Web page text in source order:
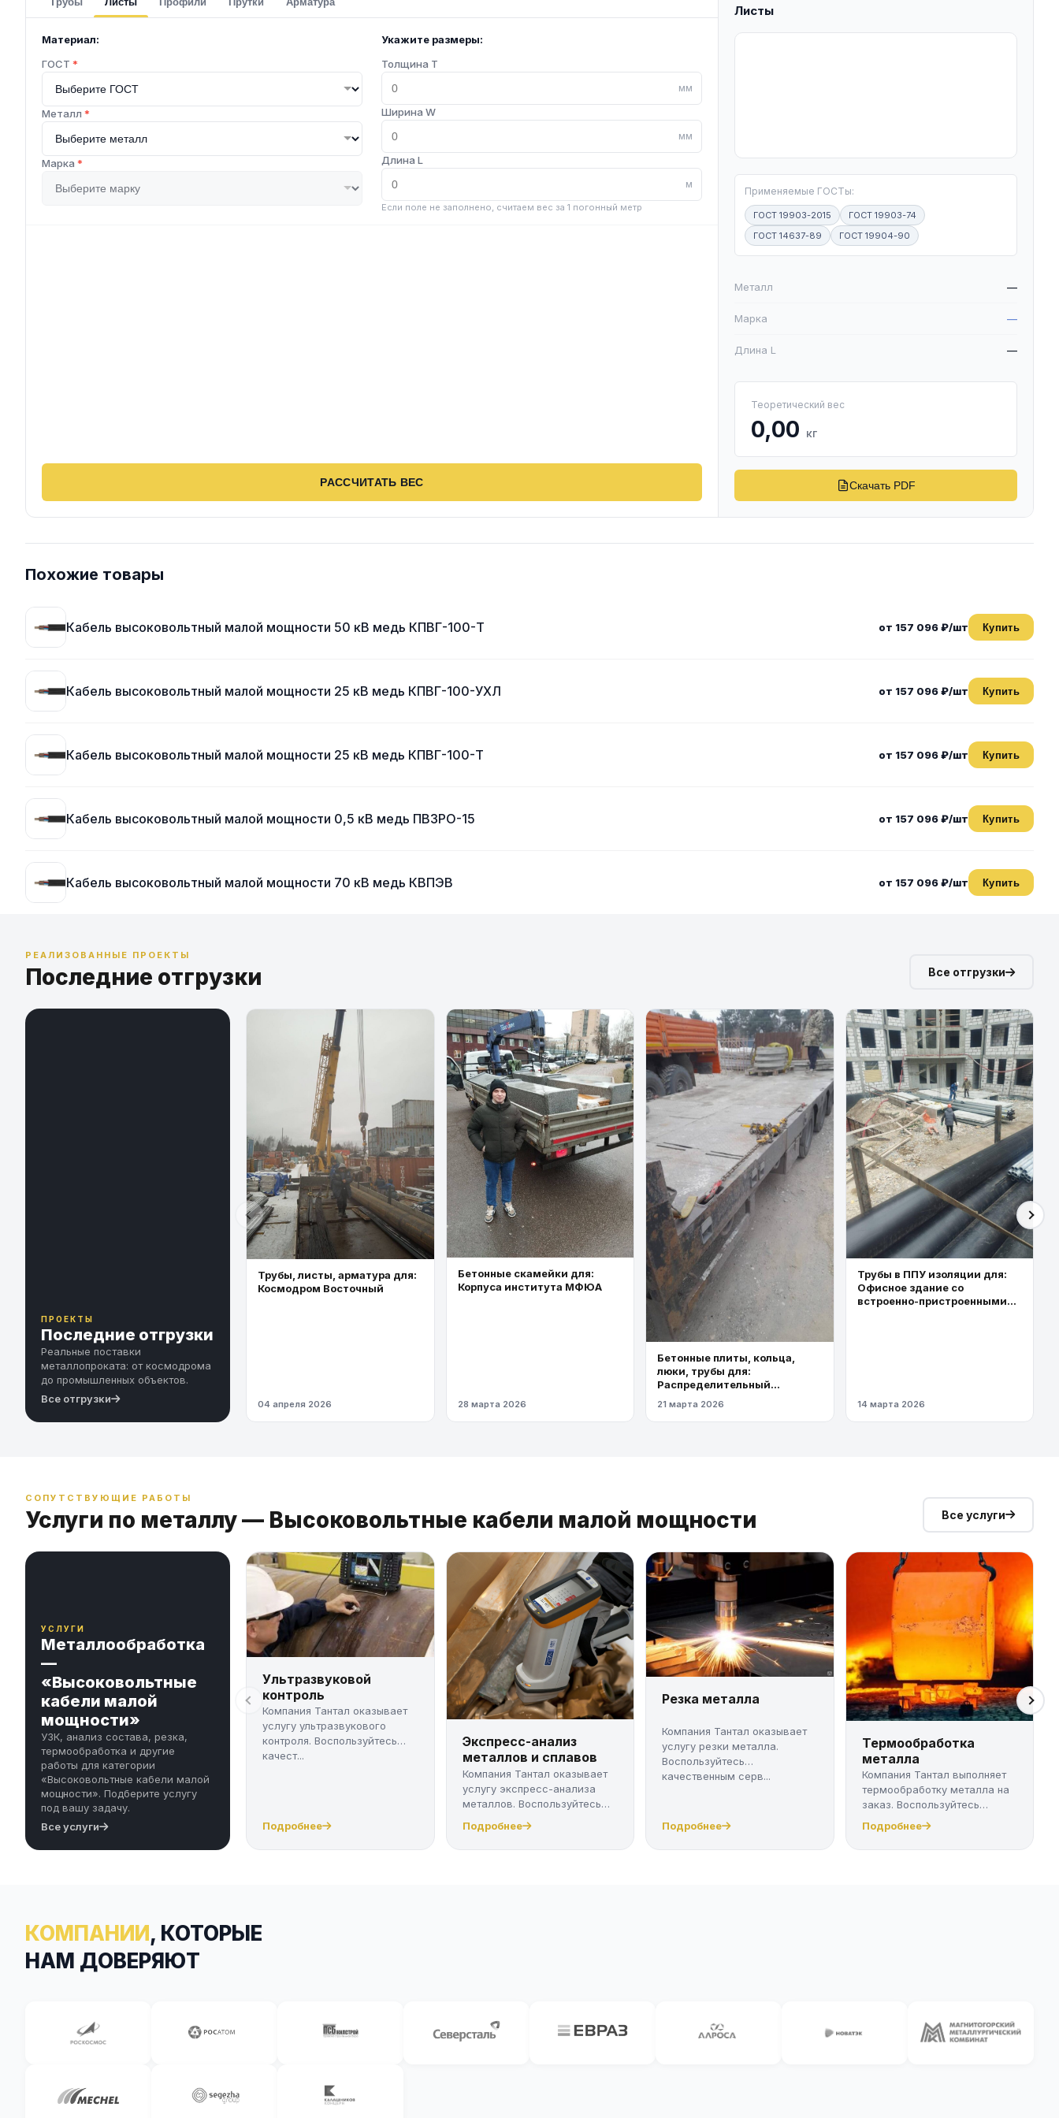
Материал:
ГОСТ *
Металл *
Марка *
Укажите размеры:
Толщина T
мм
Ширина W
мм
Длина L
м
Если поле не заполнено, считаем вес за 1 погонный метр
РАССЧИТАТЬ ВЕС
Листы
Применяемые ГОСТы:
ГОСТ 19903-2015
ГОСТ 19903-74
ГОСТ 14637-89
ГОСТ 19904-90
Металл —
Марка —
Длина L —
Теоретический вес
0,00 кг
Скачать PDF
Похожие товары
Кабель высоковольтный малой мощности 50 кВ медь КПВГ-100-Т от 157 096 ₽/шт Купить
Кабель высоковольтный малой мощности 25 кВ медь КПВГ-100-УХЛ от 157 096 ₽/шт Купить
Кабель высоковольтный малой мощности 25 кВ медь КПВГ-100-Т от 157 096 ₽/шт Купить
Кабель высоковольтный малой мощности 0,5 кВ медь ПВЗРО-15 от 157 096 ₽/шт Купить
Кабель высоковольтный малой мощности 70 кВ медь КВПЭВ от 157 096 ₽/шт Купить
РЕАЛИЗОВАННЫЕ ПРОЕКТЫ
Последние отгрузки Все отгрузки
ПРОЕКТЫ
Последние отгрузки
Реальные поставки
металлопроката: от космодрома
до промышленных объектов.
Все отгрузки
Трубы, листы, арматура для:
Космодром Восточный
04 апреля 2026
Бетонные скамейки для:
Корпуса института МФЮА
28 марта 2026
Бетонные плиты, кольца,
люки, трубы для:
Распределительный
газопровод высокого
давления
21 марта 2026
Трубы в ППУ изоляции для:
Офисное здание со
встроенно-пристроенными
14 марта 2026
СОПУТСТВУЮЩИЕ РАБОТЫ
Услуги по металлу — Высоковольтные кабели малой мощности Все услуги
УСЛУГИ
Металлообработка
—
«Высоковольтные
кабели малой
мощности»
УЗК, анализ состава, резка,
термообработка и другие
работы для категории
«Высоковольтные кабели малой
мощности». Подберите услугу
под вашу задачу.
Все услуги
Ультразвуковой
контроль
Компания Тантал оказывает
услугу ультразвукового
контроля. Воспользуйтесь
качест...
Подробнее
Экспресс-анализ
металлов и сплавов
Компания Тантал оказывает
услугу экспресс-анализа
металлов. Воспользуйтесь
Подробнее
Резка металла
Компания Тантал оказывает
услугу резки металла.
Воспользуйтесь
качественным серв...
Подробнее
Термообработка
металла
Компания Тантал выполняет
термообработку металла на
заказ. Воспользуйтесь
качест...
Подробнее
КОМПАНИИ, КОТОРЫЕ
НАМ ДОВЕРЯЮТ